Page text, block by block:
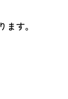
す。